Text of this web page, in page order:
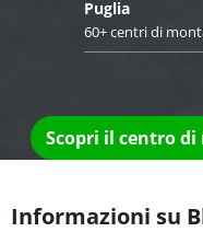
Puglia
60+ centri di
Scopri il centro
Informazioni su